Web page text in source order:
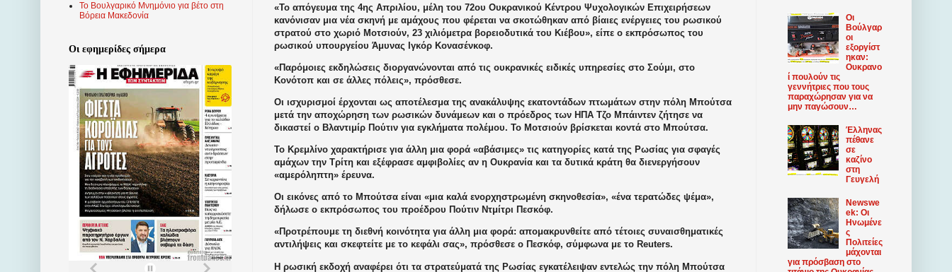
«Το απόγευμα της 4ης Απριλίου, μέλη του 72ου Ουκρανικού Κέντρου Ψυχολογικών Επιχειρήσεων
κανόνισαν μια νέα σκηνή με αμάχους που φέρεται να σκοτώθηκαν από βίαιες ενέργειες του ρωσικού
στρατού στο χωριό Μοτσιούν, 23 χιλιόμετρα βορειοδυτικά του Κιέβου», είπε ο εκπρόσωπος του
ρωσικού υπουργείου Άμυνας Ιγκόρ Κονασένκοφ.
«Παρόμοιες εκδηλώσεις διοργανώνονται από τις ουκρανικές ειδικές υπηρεσίες στο Σούμι, στο
Κονότοπ και σε άλλες πόλεις», πρόσθεσε.
Οι ισχυρισμοί έρχονται ως αποτέλεσμα της ανακάλυψης εκατοντάδων πτωμάτων στην πόλη Μπούτσα
μετά την αποχώρηση των ρωσικών δυνάμεων και ο πρόεδρος των ΗΠΑ Τζο Μπάιντεν ζήτησε να
δικαστεί ο Βλαντιμίρ Πούτιν για εγκλήματα πολέμου. Το Μοτσιούν βρίσκεται κοντά στο Μπούτσα.
Το Κρεμλίνο χαρακτήρισε για άλλη μια φορά «αβάσιμες» τις κατηγορίες κατά της Ρωσίας για σφαγές
αμάχων την Τρίτη και εξέφρασε αμφιβολίες αν η Ουκρανία και τα δυτικά κράτη θα διενεργήσουν
«αμερόληπτη» έρευνα.
Οι εικόνες από το Μπούτσα είναι «μια καλά ενορχηστρωμένη σκηνοθεσία», «ένα τερατώδες ψέμα»,
δήλωσε ο εκπρόσωπος του προέδρου Πούτιν Ντμίτρι Πεσκόφ.
«Προτρέπουμε τη διεθνή κοινότητα για άλλη μια φορά: απομακρυνθείτε από τέτοιες συναισθηματικές
αντιλήψεις και σκεφτείτε με το κεφάλι σας», πρόσθεσε ο Πεσκόφ, σύμφωνα με το Reuters.
Η ρωσική εκδοχή αναφέρει ότι τα στρατεύματά της Ρωσίας εγκατέλειψαν εντελώς την πόλη Μπούτσα
Το Βουλγαρικό Μνημόνιο για βέτο στη
Βόρεια Μακεδονία
Οι εφημερίδες σήμερα
Οι
Βούλγαρ
οι
εξοργίστ
ηκαν:
Ουκρανο
ί πουλούν τις
γεννήτριες που τους
παραχώρησαν για να
μην παγώσουν…
Έλληνας
πέθανε
σε
καζίνο
στη
Γευγελή
Newswe
ek: Οι
Ηνωμένε
ς
Πολιτείες
μάχονται
για πρόσβαση στο